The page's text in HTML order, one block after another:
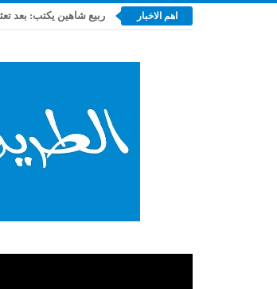
اهم الاخبار